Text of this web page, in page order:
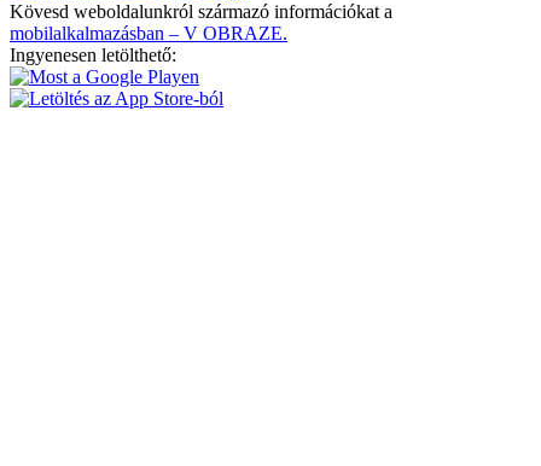
Kövesd weboldalunkról származó információkat a
mobilalkalmazásban – V OBRAZE.
Ingyenesen letölthető: